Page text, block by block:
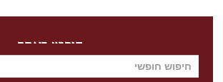
חיפוש באתר